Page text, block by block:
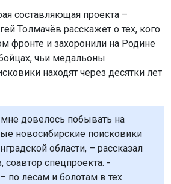
составляющая проекта –
Толмачёв расскажет о тех, кого
фронте и захоронили на Родине
чьи медальоны
находят через десятки лет
мне довелось побывать на
новосибирские поисковики
области, – рассказал
соавтор спецпроекта. -
по лесам и болотам в тех